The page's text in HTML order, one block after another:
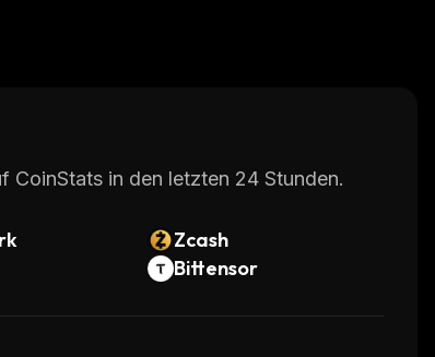
CoinStats in den letzten 24 Stunden.
Zcash
Bittensor